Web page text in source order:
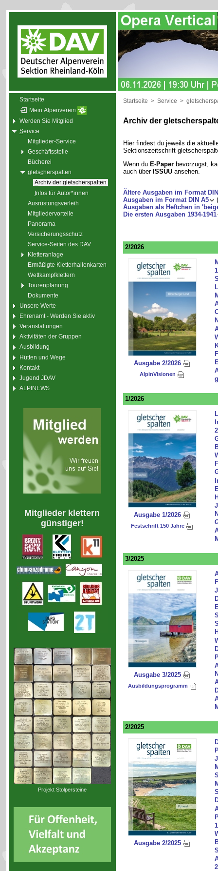
Startseite
Mein Alpenverein
Werden Sie Mitglied
Service
Mitglieder-Service
Geschäftsstelle
Bücherei
gletscherspalten
Archiv der gletscherspalten
Infos für Autor*innen
Ausrüstungsverleih
Mitgliedervorteile
Panorama
Versicherungsschutz
Service-Seiten des DAV
Kletteranlage
Ermäßigte Kletterhallenkarten
Wettkampfklettern
Tourenplanung
Dokumente
Unsere Werte
Ehrenamt - Werden Sie aktiv
Veranstaltungen
Aktivitäten der Gruppen
Ausbildung
Hütten und Wege
Kontakt
Jugend JDAV
ALPINEWS
Mitglieder klettern
günstiger!
Projekt Stolpersteine
Startseite > Service >
Archiv der
Hier findest du jeweils die
Sektionszeitschrift
Wenn du E-Paperbevorzugst,
auch über ISSUUansehen.
Ältere Ausgaben im Format
Ausgaben im Format DIN A5
Ausgaben als Heftchen in
Die ersten Ausgaben 1934-1941
2/2026
Ausgabe 2/2026
AlpinVisionen
1/2026
Ausgabe 1/2026
Festschrift 150 Jahre
3/2025
Ausgabe 3/2025
Ausbildungsprogramm
2/2025
Ausgabe 2/2025